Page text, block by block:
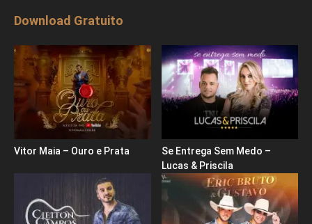
Download Gratuito
Vitor Maia – Ouro e Prata
Se Entrega Sem Medo –
Lucas & Priscila